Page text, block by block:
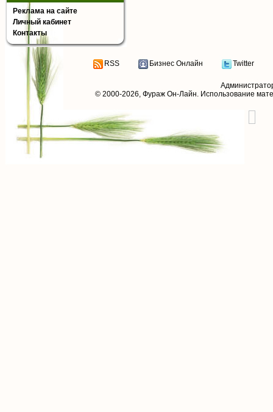
Реклама на сайте
Личный кабинет
Контакты
RSS Бизнес Онлайн Twitter
© 2000-2026, Фураж Он-Лайн. Использование